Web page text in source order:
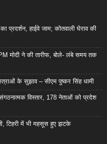
प्रदर्शन, हाईवे जाम; कोतवाली घेराव की
मोदी ने की तारीफ, बोले- लंबे समय तक
के सुझाव – सीएम पुष्कर सिंह धामी
विस्तार, 178 नेताओं को प्रदेश
टिहरी में भी महसूस हुए झटके